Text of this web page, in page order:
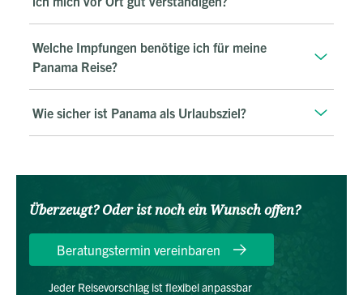
Welche Impfungen benötige ich für meine
Panama Reise?
Wie sicher ist Panama als Urlaubsziel?
Überzeugt? Oder ist noch ein Wunsch offen?
Beratungstermin vereinbaren
Jeder Reisevorschlag ist flexibel anpassbar